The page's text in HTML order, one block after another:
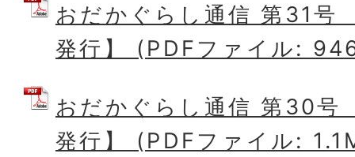
おだかぐらし通信 第31号
発行】 (PDFファイル:
おだかぐらし通信 第30号
発行】 (PDFファイル: